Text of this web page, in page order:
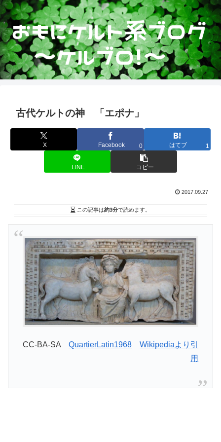
古代ケルトの神 「エポナ」
X Facebook 0 はてブ 1
LINE コピー
2017.09.27
この記事は約3分で読めます。
CC-BA-SAQuartierLatin1968
Wikipediaより引
用